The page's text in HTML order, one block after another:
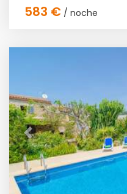
583 € / noche